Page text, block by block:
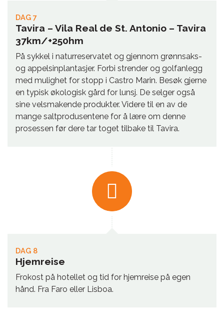
DAG 7
Tavira – Vila Real de St. Antonio – Tavira
37km/+250hm
På sykkel i naturreservatet og gjennom grønnsaks-
og appelsinplantasjer. Forbi strender og golfanlegg
med mulighet for stopp i Castro Marin. Besøk gjerne
en typisk økologisk gård for lunsj. De selger også
sine velsmakende produkter. Videre til en av de
mange saltprodusentene for å lære om denne
prosessen før dere tar toget tilbake til Tavira.
DAG 8
Hjemreise
Frokost på hotellet og tid for hjemreise på egen
hånd. Fra Faro eller Lisboa.